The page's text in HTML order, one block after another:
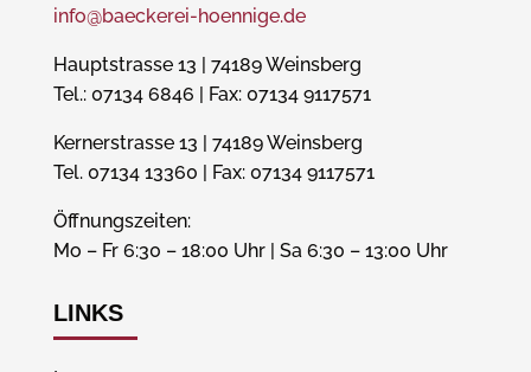
info@baeckerei-hoennige.de
Hauptstrasse 13 | 74189 Weinsberg
Tel.: 07134 6846 | Fax: 07134 9117571
Kernerstrasse 13 | 74189 Weinsberg
Tel. 07134 13360 | Fax: 07134 9117571
Öffnungszeiten:
Mo – Fr 6:30 – 18:00 Uhr | Sa 6:30 – 13:00 Uhr
LINKS